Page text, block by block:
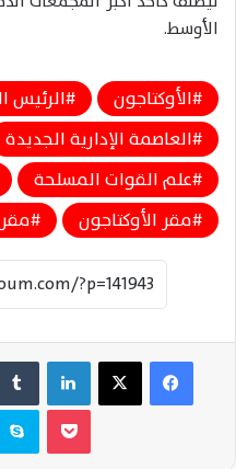
الأوسط.
الأوكتاجون
العاصمة الإدارية الجديدة
علم القوات المسلحة
مقر الأوكتاجون
مقر
فيسبوك ‫X لينكدإن